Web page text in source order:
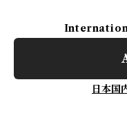
日本国